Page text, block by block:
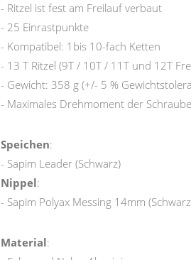
- Ritzel ist fest am Freilauf verbaut
- 25 Einrastpunkte
- Kompatibel: 1bis 10-fach Ketten
- 13 T Ritzel (9T / 10T / 11T und 12T
- Gewicht: 358 g (+/- 5 %
- Maximales Drehmoment der
Speichen:
- Sapim Leader (Schwarz)
Nippel:
- Sapim Polyax Messing 14mm
Material: